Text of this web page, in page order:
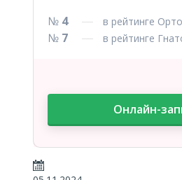
№ 4 в рейтинге
№ 7 в рейтинге
Онлайн-